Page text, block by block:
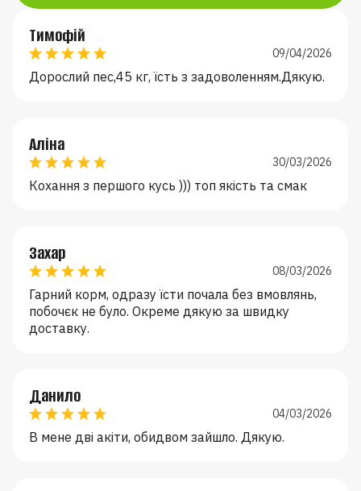
Тимофій
09/04/2026
Дорослий пес,45 кг, їсть з задоволенням.Дякую.
Аліна
30/03/2026
Кохання з першого кусь ))) топ якість та смак
Захар
08/03/2026
Гарний корм, одразу їсти почала без вмовлянь,
побочєк не було. Окреме дякую за швидку
доставку.
Данило
04/03/2026
В мене дві акіти, обидвом зайшло. Дякую.